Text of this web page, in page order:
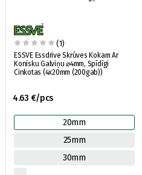
(1)
ESSVE Essdrive Skrūves Kokam Ar
Konisku Galviņu ⌀4mm, Spīdīgi
Cinkotas (4x20mm (200gab))
4.63 €/pcs
20mm
25mm
30mm